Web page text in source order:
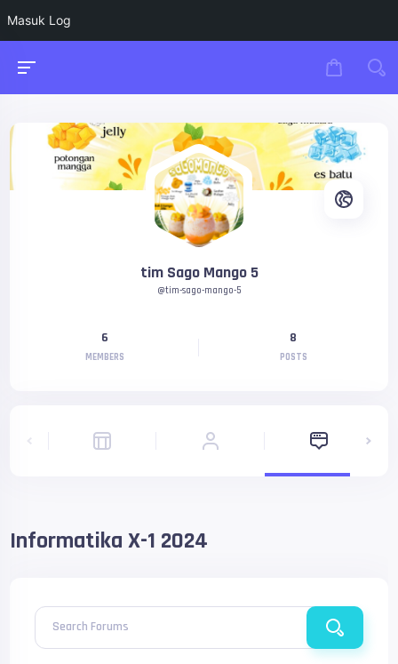
Masuk Log
tim Sago Mango 5
@tim-sago-mango-5
6
MEMBERS
8
POSTS
Informatika X-1 2024
Search Forums